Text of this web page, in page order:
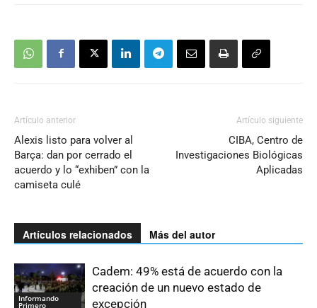
Artículo anterior
Alexis listo para volver al
Barça: dan por cerrado el
acuerdo y lo “exhiben” con la
camiseta culé
Artículo siguiente
CIBA, Centro de
Investigaciones Biológicas
Aplicadas
Artículos relacionados Más del autor
Informando
Primero
Cadem: 49% está de acuerdo con la
creación de un nuevo estado de
excepción